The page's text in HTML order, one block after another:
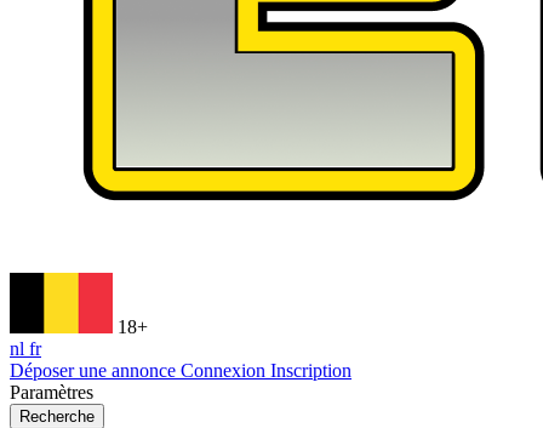
18+
nl fr
Déposer une annonce Connexion Inscription
Paramètres
Recherche